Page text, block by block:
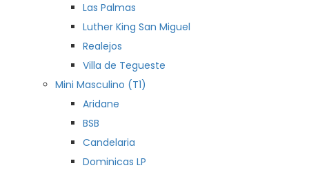
Las Palmas
Luther King San Miguel
Realejos
Villa de Tegueste
Mini Masculino (T1)
Aridane
BSB
Candelaria
Dominicas LP